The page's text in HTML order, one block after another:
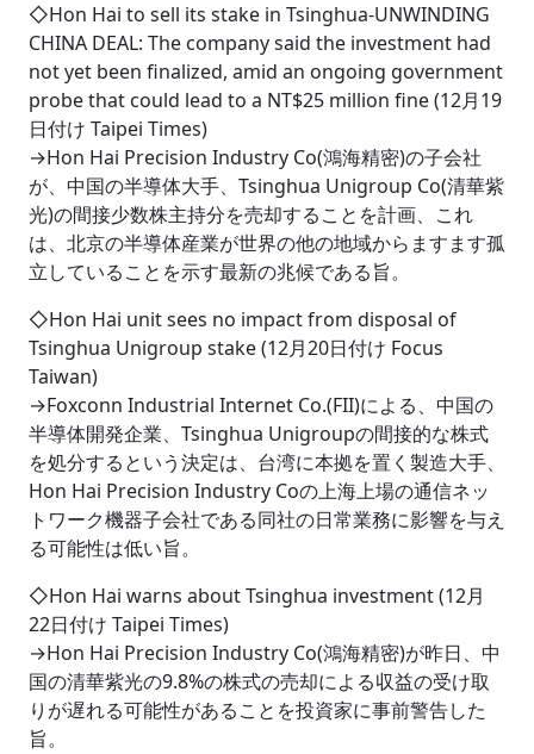
◇Hon Hai to sell its stake in Tsinghua‐UNWINDING
CHINA DEAL: The company said the investment had
not yet been finalized, amid an ongoing government
probe that could lead to a NT$25 million fine (12月19
日付け Taipei Times)
→Hon Hai Precision Industry Co(鴻海精密)の子会社
が、中国の半導体大手、Tsinghua Unigroup Co(清華紫
光)の間接少数株主持分を売却することを計画、これ
は、北京の半導体産業が世界の他の地域からますます孤
立していることを示す最新の兆候である旨。
◇Hon Hai unit sees no impact from disposal of
Tsinghua Unigroup stake (12月20日付け Focus
Taiwan)
→Foxconn Industrial Internet Co.(FII)による、中国の
半導体開発企業、Tsinghua Unigroupの間接的な株式
を処分するという決定は、台湾に本拠を置く製造大手、
Hon Hai Precision Industry Coの上海上場の通信ネッ
トワーク機器子会社である同社の日常業務に影響を与え
る可能性は低い旨。
◇Hon Hai warns about Tsinghua investment (12月
22日付け Taipei Times)
→Hon Hai Precision Industry Co(鴻海精密)が昨日、中
国の清華紫光の9.8%の株式の売却による収益の受け取
りが遅れる可能性があることを投資家に事前警告した
旨。